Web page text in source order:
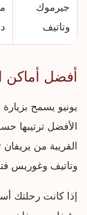
جيرموك
وتاتيف
أفضل أماكن
يونيو يسمح
الأفضل ترتيبها
القريبة من
وتاتيف وغوريس
إذا كانت رحلتك